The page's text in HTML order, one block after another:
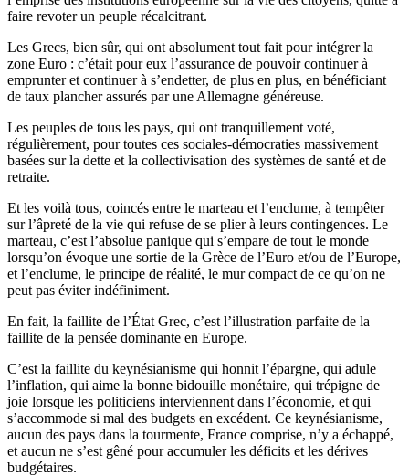
faire revoter un peuple récalcitrant.
Les Grecs, bien sûr, qui ont absolument tout fait pour intégrer la
zone Euro : c’était pour eux l’assurance de pouvoir continuer à
emprunter et continuer à s’endetter, de plus en plus, en bénéficiant
de taux plancher assurés par une Allemagne généreuse.
Les peuples de tous les pays, qui ont tranquillement voté,
régulièrement, pour toutes ces sociales-démocraties massivement
basées sur la dette et la collectivisation des systèmes de santé et de
retraite.
Et les voilà tous, coincés entre le marteau et l’enclume, à tempêter
sur l’âpreté de la vie qui refuse de se plier à leurs contingences. Le
marteau, c’est l’absolue panique qui s’empare de tout le monde
lorsqu’on évoque une sortie de la Grèce de l’Euro et/ou de l’Europe,
et l’enclume, le principe de réalité, le mur compact de ce qu’on ne
peut pas éviter indéfiniment.
En fait, la faillite de l’État Grec, c’est l’illustration parfaite de la
faillite de la pensée dominante en Europe.
C’est la faillite du keynésianisme qui honnit l’épargne, qui adule
l’inflation, qui aime la bonne bidouille monétaire, qui trépigne de
joie lorsque les politiciens interviennent dans l’économie, et qui
s’accommode si mal des budgets en excédent. Ce keynésianisme,
aucun des pays dans la tourmente, France comprise, n’y a échappé,
et aucun ne s’est gêné pour accumuler les déficits et les dérives
budgétaires.